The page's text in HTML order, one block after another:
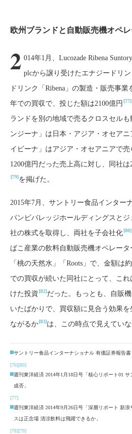
欧州ブランドと自動販売機オペ
2 014年1月、Lucozade Ribena
plcから譲り受けたエナジードリ
ドリンク「Ribena」の製造・販売事業
年での買収で、投じた額は2100億円 [77]
ランドを別の地域で売るクロスセルも
ンジーナ」は日本・アジア・オセア
イビーナ」はアジア・オセアニアで売
1200億円だった売上高に対し、同社
[79]を掲げた。
2015年7月、サントリー食品インター
パンビバレッジホールディングスと
社の株式を取得し、両社を子会社化 [80]
ばこ産業の飲料自動販売機オペレー
「桃の天然水」「Roots」で、金額は
での買収が続いた同社にとって、こ
けた投資 [82]だった。もっとも、自販
いたばかりで、買収額に見合う効果
ながるか [83]は、この時点で見えていな
サントリー食品インターナショナル 有価証券報告書
[76][80]
週刊東洋経済 2014年1月18日号「核心リポート01
成否」
[77]
週刊東洋経済 2014年9月26日号「深層リポート 新
スは正念場 清涼飲料は飛躍できるか」
[78][79]